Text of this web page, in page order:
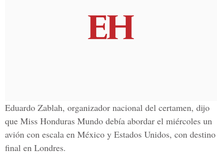
Eduardo Zablah, organizador nacional del certamen, dijo
que Miss Honduras Mundo debía abordar el miércoles un
avión con escala en México y Estados Unidos, con destino
final en Londres.